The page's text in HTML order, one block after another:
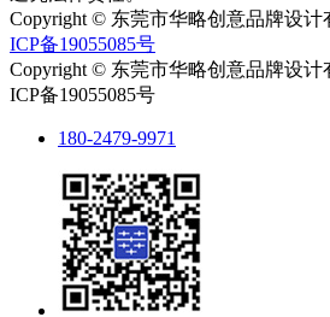
Copyright © 东莞市华略创意品牌设
ICP备19055085号
Copyright © 东莞市华略创意品牌设
ICP备19055085号
180-2479-9971